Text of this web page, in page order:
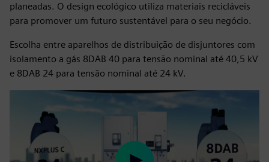
planeadas. O design ecológico utiliza materiais recicláveis
para promover um futuro sustentável para o seu negócio.
Escolha entre aparelhos de distribuição de disjuntores com
isolamento a gás 8DAB 40 para tensão nominal até 40,5 kV
e 8DAB 24 para tensão nominal até 24 kV.